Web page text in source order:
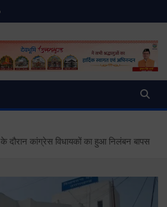
| Uttarakhand
News
दौरान कांग्रेस विधायकों का हुआ निलंबन बापस